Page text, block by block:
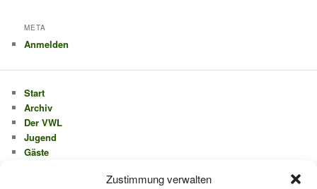
Zustimmung verwalten
META
Anmelden
Start
Archiv
Der VWL
Jugend
Gäste